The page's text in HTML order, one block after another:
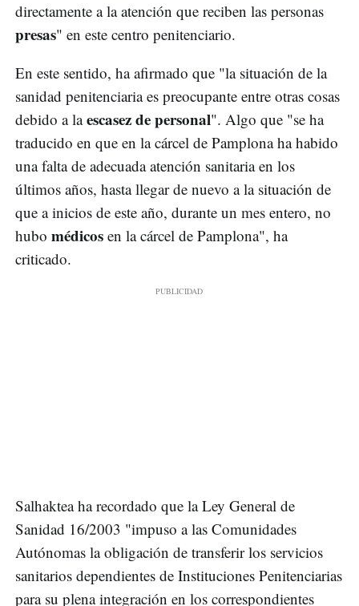
directamente a la atención que reciben las personas
presas" en este centro penitenciario.
En este sentido, ha afirmado que "la situación de la
sanidad penitenciaria es preocupante entre otras cosas
debido a laescasez de personal". Algo que "se ha
traducido en que en la cárcel de Pamplona ha habido
una falta de adecuada atención sanitaria en los
últimos años, hasta llegar de nuevo a la situación de
que a inicios de este año, durante un mes entero, no
hubo médicos en la cárcel de Pamplona", ha
criticado.
Salhaktea ha recordado que la Ley General de
Sanidad 16/2003 "impuso a las Comunidades
Autónomas la obligación de transferir los servicios
sanitarios dependientes de Instituciones Penitenciarias
para su plena integración en los correspondientes